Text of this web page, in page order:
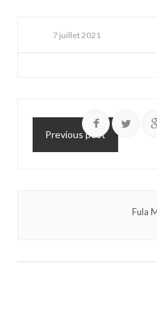
7 juillet 2021
Previous post
Fula